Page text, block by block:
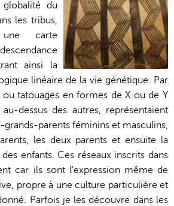
du
les tribus,
carte
ainsi la
linéaire de la vie génétique. Par
ou tatouages en formes de X ou de Y
dessus des autres, représentaient
parents féminins et masculins,
les deux parents et ensuite la
enfants. Ces réseaux inscrits dans
car ils sont l'expression même de
propre à une culture particulière et
Parfois je les découvre dans les